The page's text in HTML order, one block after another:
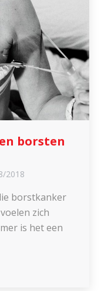
borsten
2018
borstkanker
zich
is het een